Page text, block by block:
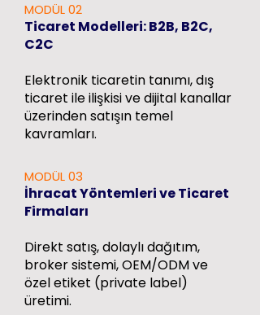
MODÜL 02
Ticaret Modelleri: B2B, B2C,
C2C
Elektronik ticaretin tanımı, dış
ticaret ile ilişkisi ve dijital kanallar
üzerinden satışın temel
kavramları.
MODÜL 03
İhracat Yöntemleri ve Ticaret
Firmaları
Direkt satış, dolaylı dağıtım,
broker sistemi, OEM/ODM ve
özel etiket (private label)
üretimi.